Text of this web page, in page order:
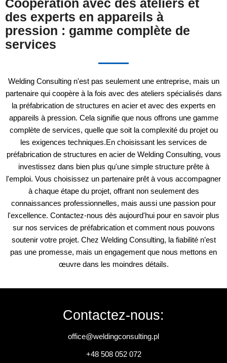
des experts en appareils à
pression : gamme complète de
services
Welding Consulting n'est pas seulement une entreprise, mais un
partenaire qui coopère à la fois avec des ateliers spécialisés dans
la préfabrication de structures en acier et avec des experts en
appareils à pression. Cela signifie que nous offrons une gamme
complète de services, quelle que soit la complexité du projet ou
les exigences techniques.En choisissant les services de
préfabrication de structures en acier de Welding Consulting, vous
investissez dans bien plus qu'une simple structure prête à
l'emploi. Vous choisissez un partenaire prêt à vous accompagner
à chaque étape du projet, offrant non seulement des
connaissances professionnelles, mais aussi une passion pour
l'excellence. Contactez-nous dès aujourd'hui pour en savoir plus
sur nos services de préfabrication et comment nous pouvons
soutenir votre projet. Chez Welding Consulting, la fiabilité n’est
pas une promesse, mais un engagement que nous mettons en
œuvre dans les moindres détails.
Contactez-nous:
office@weldingconsulting.pl
+48 508 052 072